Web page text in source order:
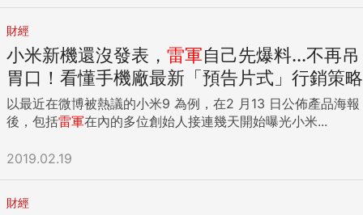
財經
小米新機還沒發表， 雷軍自己先爆料...不再吊
胃口！看懂手機廠最新「預告片式」行銷策略
以最近在微博被熱議的小米9 為例，在2 月13 日公佈產品海報
後，包括雷軍在內的多位創始人接連幾天開始曝光小米...
2019.02.19
財經